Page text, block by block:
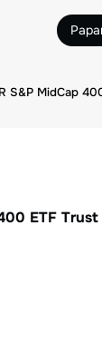
S&P MidCap
ETF Trust